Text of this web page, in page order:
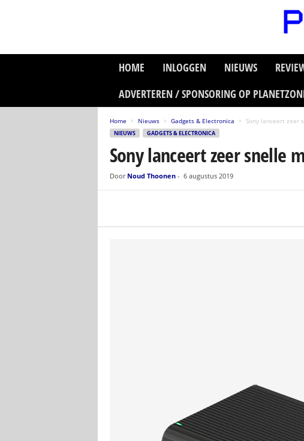
HOME INLOGGEN NIEUWS
ADVERTEREN / SPONSORING OP
Home Nieuws Gadgets & Electronica Sony lanceert zeer
NIEUWS GADGETS & ELECTRONICA
Sony lanceert zeer snelle
Door Noud Thoonen- 6 augustus 2019